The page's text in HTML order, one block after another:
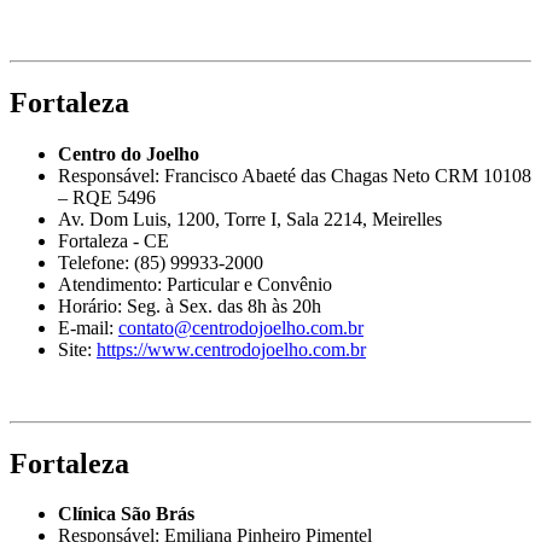
Fortaleza
Centro do Joelho
Responsável: Francisco Abaeté das Chagas Neto CRM 10108
– RQE 5496
Av. Dom Luis, 1200, Torre I, Sala 2214, Meirelles
Fortaleza - CE
Telefone: (85) 99933-2000
Atendimento: Particular e Convênio
Horário: Seg. à Sex. das 8h às 20h
E-mail: contato@centrodojoelho.com.br
Site: https://www.centrodojoelho.com.br
Fortaleza
Clínica São Brás
Responsável: Emiliana Pinheiro Pimentel